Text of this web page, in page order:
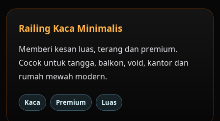
Railing Kaca Minimalis
Memberi kesan luas, terang dan premium.
Cocok untuk tangga, balkon, void, kantor dan
rumah mewah modern.
Kaca Premium Luas